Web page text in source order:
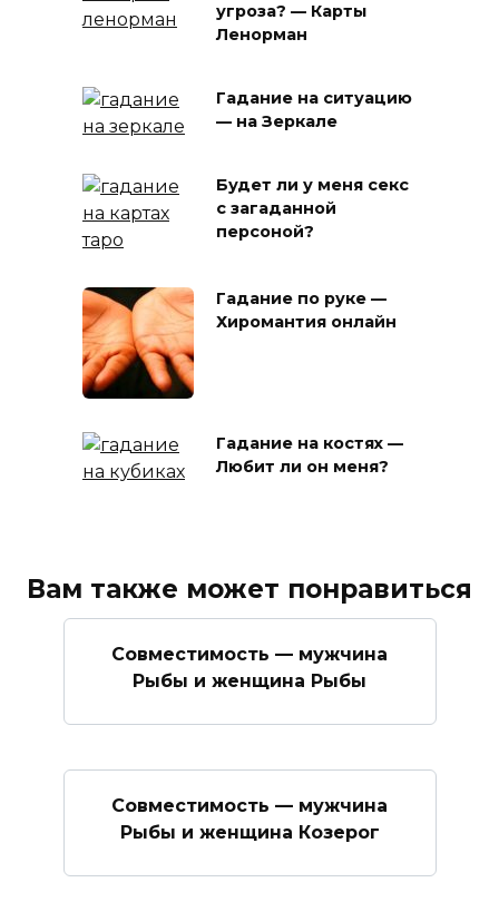
угроза? — Карты
Ленорман
Гадание на ситуацию
— на Зеркале
Будет ли у меня секс
с загаданной
персоной?
Гадание по руке —
Хиромантия онлайн
Гадание на костях —
Любит ли он меня?
Вам также может понравиться
Совместимость — мужчина
Рыбы и женщина Рыбы
Совместимость — мужчина
Рыбы и женщина Козерог